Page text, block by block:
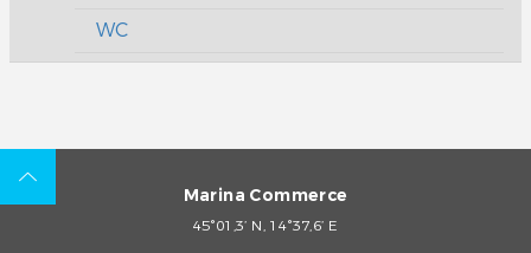
WC
Marina Commerce
45°01,3’ N, 14°37,6’ E